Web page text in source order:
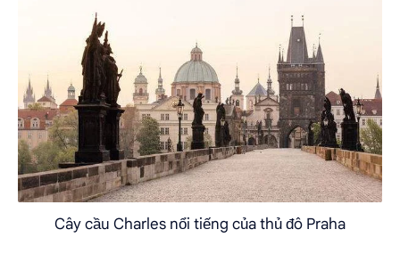
Cây cầu Charles nổi tiếng của thủ đô Praha